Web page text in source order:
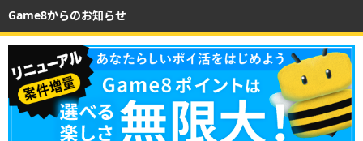
Game8からのお知らせ